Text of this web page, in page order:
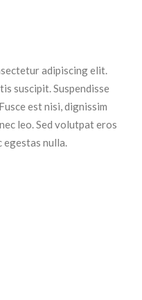
adipiscing elit.
suscipit. Suspendisse
est nisi, dignissim
leo. Sed volutpat eros
egestas nulla.